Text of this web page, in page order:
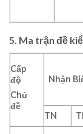
5. Ma trận đề
Cấp
độ
Chủ
đề
Nhận
TN